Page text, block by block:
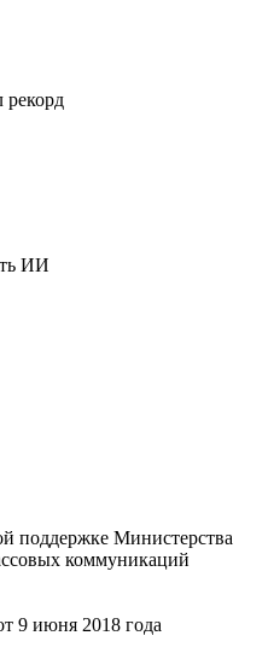
рекорд
ИИ
поддержке Министерства
коммуникаций
9 июня 2018 года